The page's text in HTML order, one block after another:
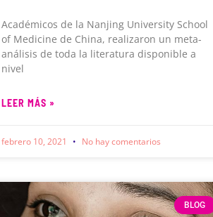
Académicos de la Nanjing University School
of Medicine de China, realizaron un meta-
análisis de toda la literatura disponible a
nivel
LEER MÁS »
febrero 10, 2021 No hay comentarios
BLOG